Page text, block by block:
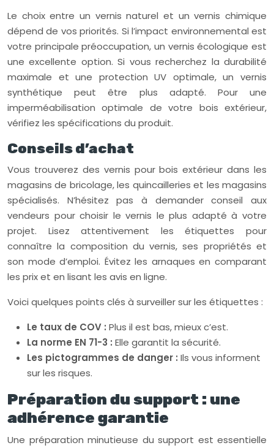
Le choix entre un vernis naturel et un vernis chimique
dépend de vos priorités. Si l’impact environnemental est
votre principale préoccupation, un vernis écologique est
une excellente option. Si vous recherchez la durabilité
maximale et une protection UV optimale, un vernis
synthétique peut être plus adapté. Pour une
imperméabilisation optimale de votre bois extérieur,
vérifiez les spécifications du produit.
Conseils d’achat
Vous trouverez des vernis pour bois extérieur dans les
magasins de bricolage, les quincailleries et les magasins
spécialisés. N’hésitez pas à demander conseil aux
vendeurs pour choisir le vernis le plus adapté à votre
projet. Lisez attentivement les étiquettes pour
connaître la composition du vernis, ses propriétés et
son mode d’emploi. Évitez les arnaques en comparant
les prix et en lisant les avis en ligne.
Voici quelques points clés à surveiller sur les étiquettes :
Le taux de COV : Plus il est bas, mieux c’est.
La norme EN 71-3 : Elle garantit la sécurité.
Les pictogrammes de danger : Ils vous informent
sur les risques.
Préparation du support : une
adhérence garantie
Une préparation minutieuse du support est essentielle